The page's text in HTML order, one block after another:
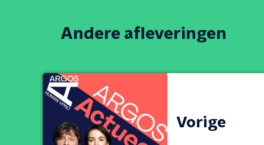
Andere afleveringen
Vorige